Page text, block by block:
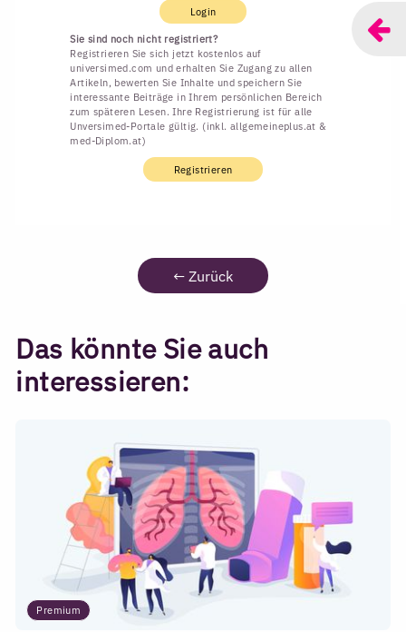
Login
Sie sind noch nicht registriert?
Registrieren Sie sich jetzt kostenlos auf
universimed.com und erhalten Sie Zugang zu allen
Artikeln, bewerten Sie Inhalte und speichern Sie
interessante Beiträge in Ihrem persönlichen Bereich
zum späteren Lesen. Ihre Registrierung ist für alle
Unversimed-Portale gültig. (inkl. allgemeineplus.at &
med-Diplom.at)
Registrieren
← Zurück
Das könnte Sie auch
interessieren:
Premium